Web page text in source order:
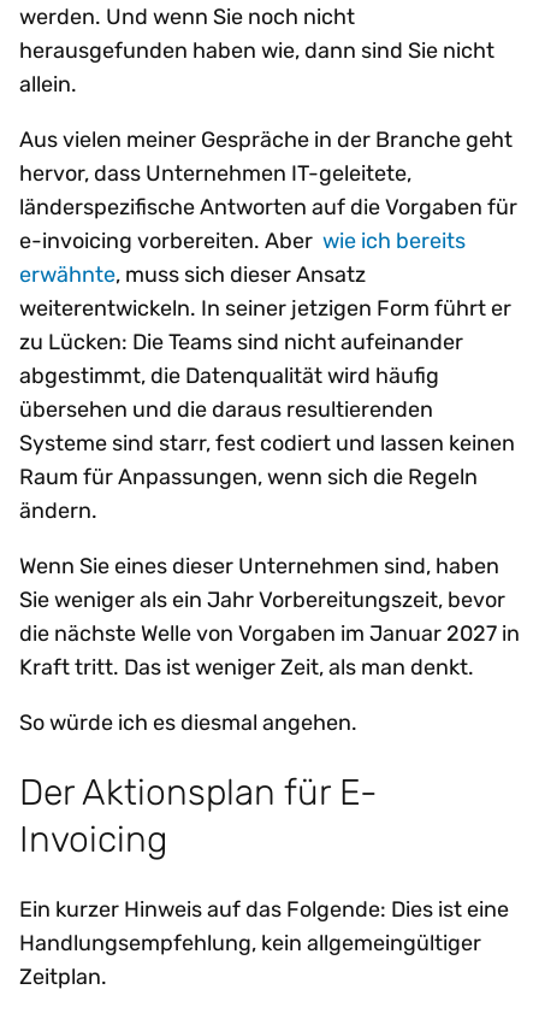
werden. Und wenn Sie noch nicht
herausgefunden haben wie, dann sind Sie nicht
allein.
Aus vielen meiner Gespräche in der Branche geht
hervor, dass Unternehmen IT-geleitete,
länderspezifische Antworten auf die Vorgaben für
e-invoicing vorbereiten. Aber ​​​​​​ ​ wie ich bereits
erwähnte, muss sich dieser Ansatz
weiterentwickeln. In seiner jetzigen Form führt er
zu Lücken: Die Teams sind nicht aufeinander
abgestimmt, die Datenqualität wird häufig
übersehen und die daraus resultierenden
Systeme sind starr, fest codiert und lassen keinen
Raum für Anpassungen, wenn sich die Regeln
ändern.
Wenn Sie eines dieser Unternehmen sind, haben
Sie weniger als ein Jahr Vorbereitungszeit, bevor
die nächste Welle von Vorgaben im Januar 2027 in
Kraft tritt. Das ist weniger Zeit, als man denkt.
So würde ich es diesmal angehen.
Der Aktionsplan für E-
Invoicing
Ein kurzer Hinweis auf das Folgende: Dies ist eine
Handlungsempfehlung, kein allgemeingültiger
Zeitplan.